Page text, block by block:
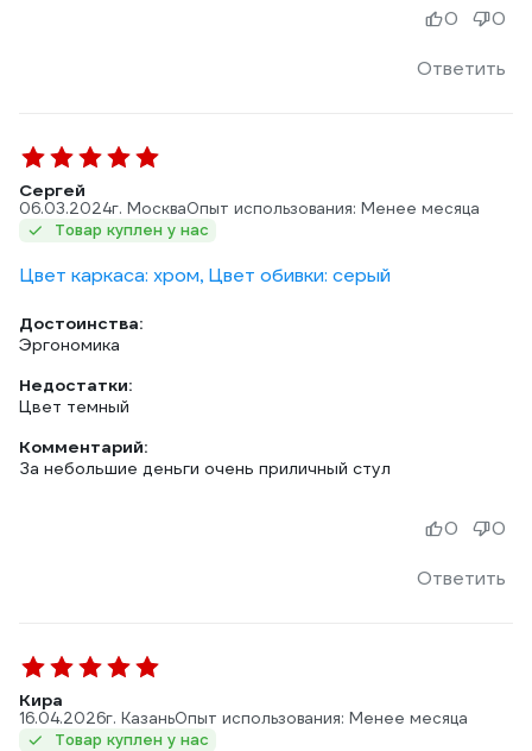
Ответить
0 0
Сергей
06.03.2024г. МоскваОпыт использования: Менее месяца
Товар куплен у нас
Цвет каркаса: хром, Цвет обивки: серый
Достоинства:
Эргономика
Недостатки:
Цвет темный
Комментарий:
За небольшие деньги очень приличный стул
Ответить
0 0
Кира
16.04.2026г. КазаньОпыт использования: Менее месяца
Товар куплен у нас